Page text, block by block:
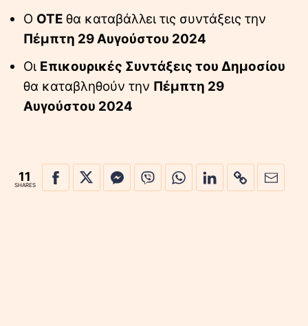
Ο ΟΤΕ θα καταβάλλει τις συντάξεις την
Πέμπτη 29 Αυγούστου 2024
Οι Επικουρικές Συντάξεις του Δημοσίου
θα καταβληθούν την Πέμπτη 29
Αυγούστου 2024
11
SHARES